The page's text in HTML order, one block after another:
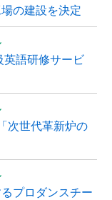
の建設を決定
英語研修サービ
次世代革新炉の
プロダンスチー